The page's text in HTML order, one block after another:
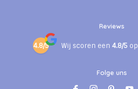
Reviews
4.8/5 Wij scoren een 4.8/5 op
Folge uns